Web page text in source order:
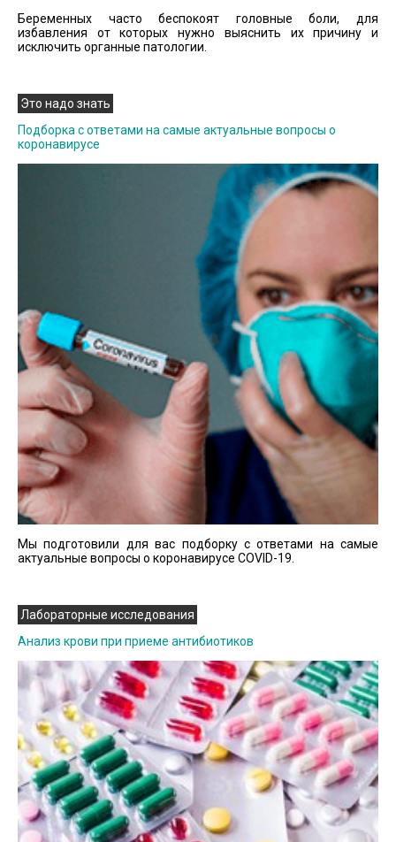
Беременных часто беспокоят головные боли, для
избавления от которых нужно выяснить их причину и
исключить органные патологии.
Это надо знать
Подборка с ответами на самые актуальные вопросы о
коронавирусе
Мы подготовили для вас подборку с ответами на самые
актуальные вопросы о коронавирусе COVID-19.
Лабораторные исследования
Анализ крови при приеме антибиотиков